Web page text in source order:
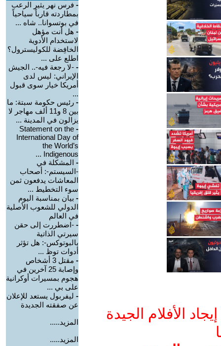
الأفلام الجيدة
- فرس نهر يثير الرعب
بمطاردته قارباً سياحياً
في بوتسوانا.. شاه ...
- هل أنت مؤهل
لاستخدام الأدوية
الخافِضة للكوليسترول؟
اطلع على ...
- -لا رجعة فيه-.. الجيش
الإيراني: ليس لدى
أمريكا خيار سوى قبول
...
- رئيس حكومة سبتة: ما
بين 8 و11 ألف مهاجر لا
يزالون في المدينة ...
-
Statement on the
International Day of
the World’s
Indigenous ...
- المشكلة في
-السيستم-: أصحاب
المعاشات يدفعون ثمن
سوء التخطيط ...
- بيان بمناسبة اليوم
الدولي للشعوب الأصلية
في العالم
- -اضطررت إلى حقن
سيرتي الذاتية
بالبوتوكس-: هل تؤثر
أدوات توظ ...
-
مقتل 3 أشخاص
وإصابة 25 آخرين في
هجوم بمسيرات أوكرانية
على بي ...
- ليفربول يستعد للإعلان
عن صفقته الجديدة
المزيد.....
المزيد.....